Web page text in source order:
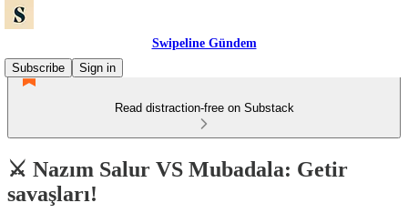
Swipeline Gündem
Subscribe
Sign in
Read distraction-free on Substack
⚔️ Nazım Salur VS Mubadala: Getir
savaşları!